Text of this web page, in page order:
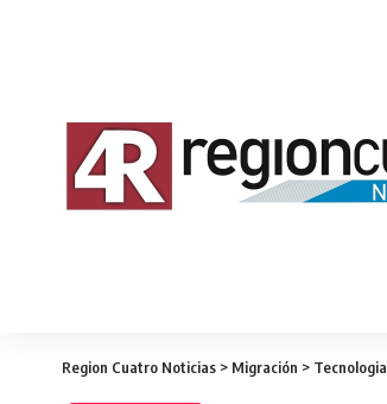
Region Cuatro Noticias > Migración > Tecnologia